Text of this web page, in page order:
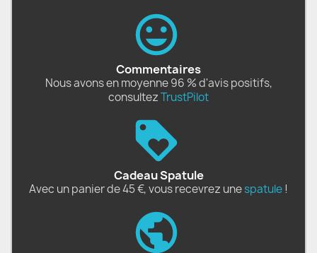
Commentaires
Nous avons en moyenne 96 % d'avis positifs,
consultezTrustPilot
Cadeau Spatule
Avec un panier de 45 €, vous recevrez unespatule !